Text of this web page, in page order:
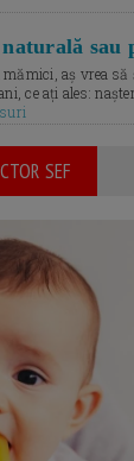
sau
mămici, aș vrea să
ce ați ales:
SEF